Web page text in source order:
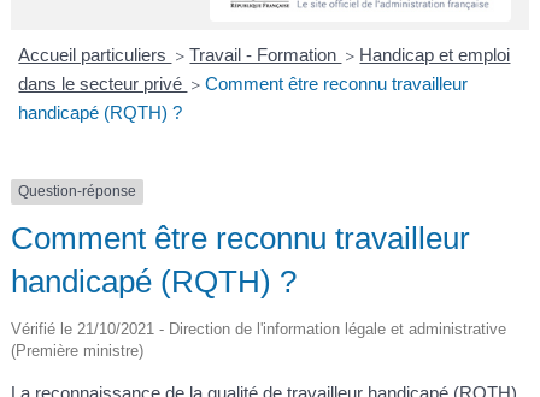
E
Accueil particuliers > Travail - Formation > Handicap et emploi
dans le secteur privé > Comment être reconnu travailleur
handicapé (RQTH) ?
Question-réponse
Comment être reconnu travailleur
handicapé (RQTH) ?
Vérifié le 21/10/2021 - Direction de l'information légale et administrative
(Première ministre)
La reconnaissance de la qualité de travailleur handicapé (RQTH)